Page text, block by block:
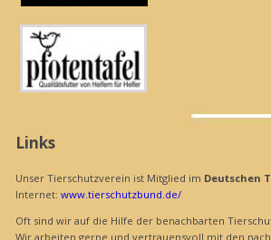
Links
Unser Tierschutzverein ist Mitglied im Deutschen
Internet: www.tierschutzbund.de/
Oft sind wir auf die Hilfe der benachbarten
Wir arbeiten gerne und vertrauensvoll mit den